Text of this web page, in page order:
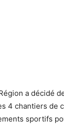
a décidé
4 chantiers de
sportifs